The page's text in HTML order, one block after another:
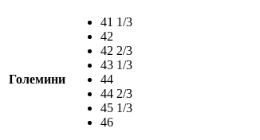
Големини
41 1/3
42
42 2/3
43 1/3
44
44 2/3
45 1/3
46